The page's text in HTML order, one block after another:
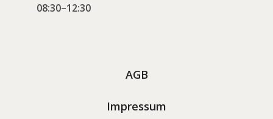
08:30–12:30
AGB
Impressum